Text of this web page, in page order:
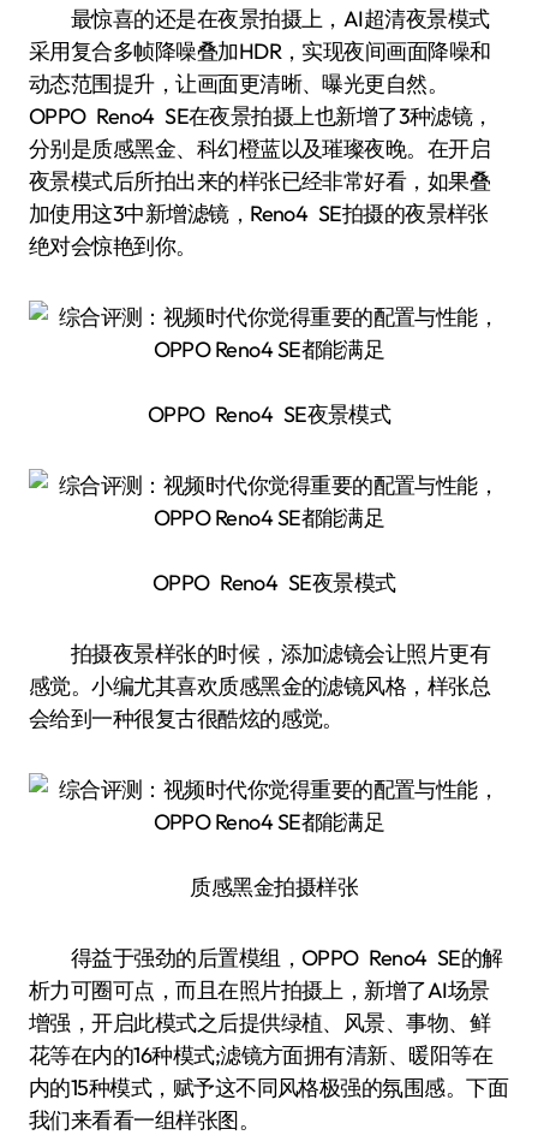
最惊喜的还是在夜景拍摄上，AI超清夜景模式
采用复合多帧降噪叠加HDR，实现夜间画面降噪和
动态范围提升，让画面更清晰、曝光更自然。
OPPO Reno4 SE在夜景拍摄上也新增了3种滤镜，
分别是质感黑金、科幻橙蓝以及璀璨夜晚。在开启
夜景模式后所拍出来的样张已经非常好看，如果叠
加使用这3中新增滤镜，Reno4 SE拍摄的夜景样张
绝对会惊艳到你。
OPPO Reno4 SE夜景模式
OPPO Reno4 SE夜景模式
拍摄夜景样张的时候，添加滤镜会让照片更有
感觉。小编尤其喜欢质感黑金的滤镜风格，样张总
会给到一种很复古很酷炫的感觉。
质感黑金拍摄样张
得益于强劲的后置模组，OPPO Reno4 SE的解
析力可圈可点，而且在照片拍摄上，新增了AI场景
增强，开启此模式之后提供绿植、风景、事物、鲜
花等在内的16种模式;滤镜方面拥有清新、暖阳等在
内的15种模式，赋予这不同风格极强的氛围感。下面
我们来看看一组样张图。